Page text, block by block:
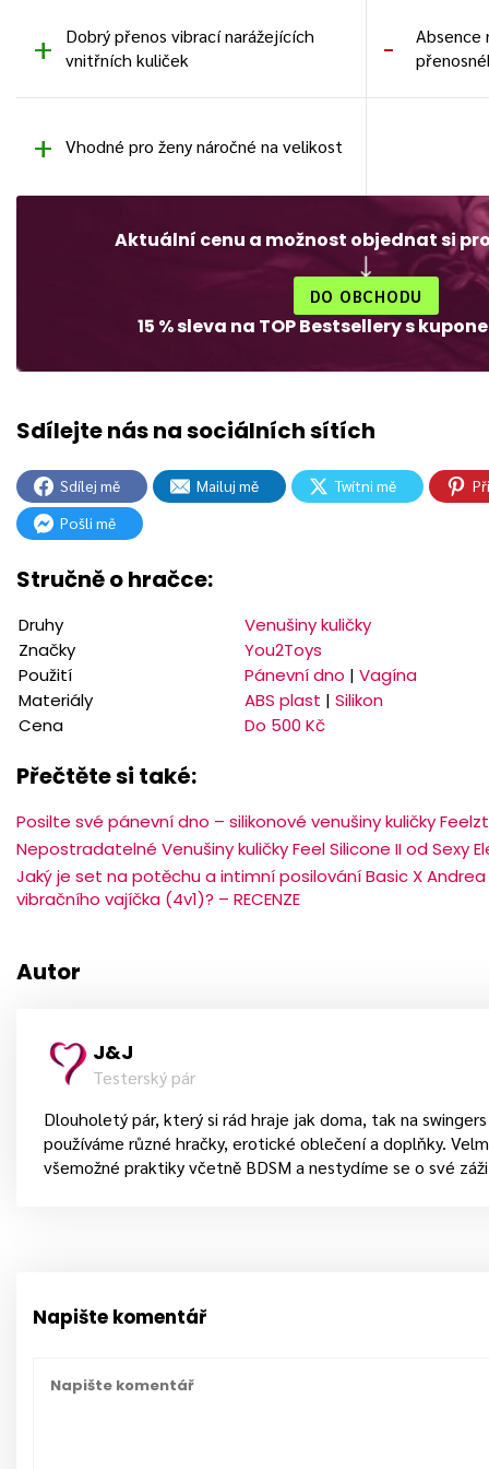
Dobrý přenos vibrací narážejících
vnitřních kuliček
Absence
Vhodné pro ženy náročné na velikost
Aktuální cenu a možnost objednat si
DO OBCHODU
15 % sleva na TOP Bestsellery s
Sdílej mě Mailuj mě Twítni mě
Pošli mě
Stručně o hračce:
Druhy
Venušiny kuličky
Značky
You2Toys
Použití
Pánevní dno | Vagína
Materiály
ABS plast | Silikon
Cena
Do 500 Kč
Přečtěte si také:
Posilte své pánevní dno – silikonové venušiny kuličky
Nepostradatelné Venušiny kuličky Feel Silicone II od Sexy
Jaký je set na potěchu a intimní posilování Basic X
vibračního vajíčka (4v1)? – RECENZE
Autor
J&J
Testerský pár
Dlouholetý pár, který si rád hraje jak doma, tak na
používáme různé hračky, erotické oblečení a doplňky.
všemožné praktiky včetně BDSM a nestydíme se o své
Napište komentář